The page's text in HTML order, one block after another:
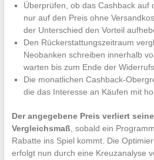
Überprüfen, ob das Cashback auf
nur auf den Preis ohne
der Unterschied den Vorteil
Den Rückerstattungszeitraum
Neobanken schreiben innerhalb
warten bis zum Ende der
Die monatlichen Cashback-
die das Interesse an Käufen mit
Der angegebene Preis verliert
Vergleichsmaß, sobald ein
Rabatte ins Spiel kommt. Die
erfolgt nun durch eine Kreuzanalyse